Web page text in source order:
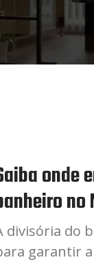
onde
no
divisória do
garantir